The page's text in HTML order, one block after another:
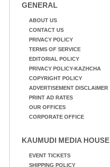
GENERAL
ABOUT US
CONTACT US
PRIVACY POLICY
TERMS OF SERVICE
EDITORIAL POLICY
PRIVACY POLICY-KAZHCHA
COPYRIGHT POLICY
ADVERTISEMENT DISCLAIMER
PRINT AD RATES
OUR OFFICES
CORPORATE OFFICE
KAUMUDI MEDIA HOUSE
EVENT TICKETS
SHIPPING POLICY